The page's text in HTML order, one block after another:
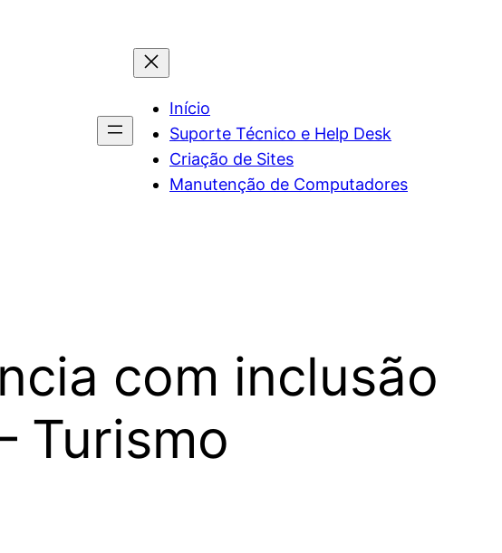
Início
Suporte Técnico e Help Desk
Criação de Sites
Manutenção de Computadores
com inclusão
Turismo